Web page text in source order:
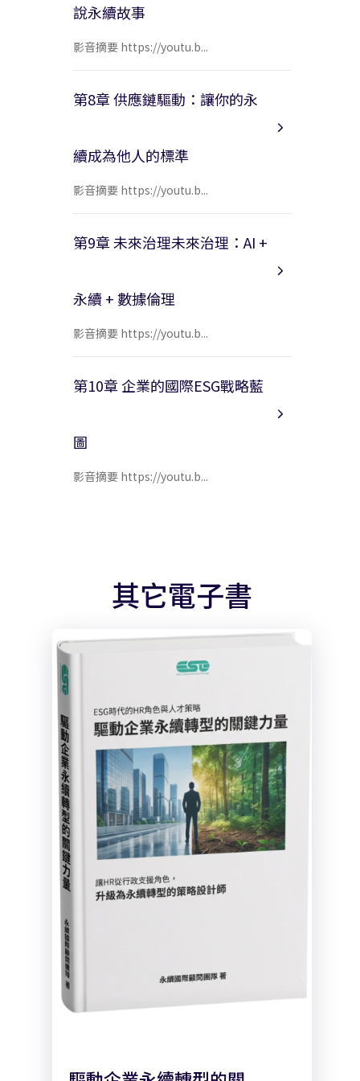
說永續故事
影音摘要 https://youtu.b...
第8章 供應鏈驅動：讓你的永
續成為他人的標準
影音摘要 https://youtu.b...
第9章 未來治理未來治理：AI +
永續 + 數據倫理
影音摘要 https://youtu.b...
第10章 企業的國際ESG戰略藍
圖
影音摘要 https://youtu.b...
其它電子書